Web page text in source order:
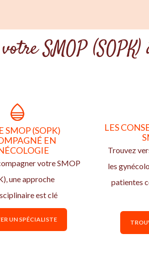
SMOP
SMOP (SOPK)
EN
votre SMOP
une approche
est clé
UN SPÉCIALISTE
LES
Trouvez
les
patientes